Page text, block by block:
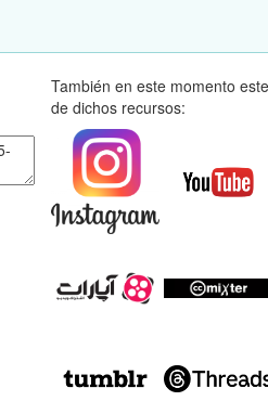
También en este momento
de dichos recursos: